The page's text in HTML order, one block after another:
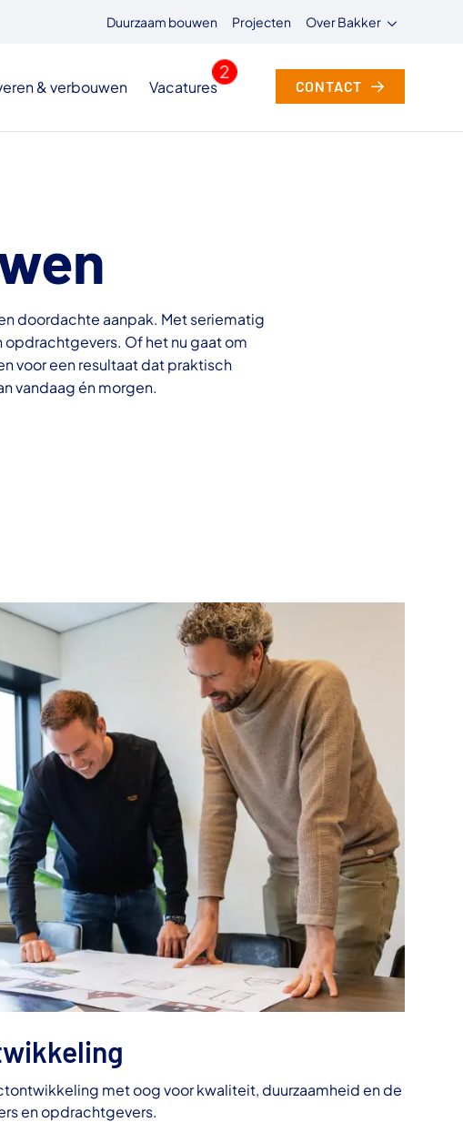
Duurzaam bouwen Projecten Over Bakker
& verbouwen Vacatures CONTACT
doordachte aanpak. Met seriematig
Of het nu gaat om
voor een resultaat dat praktisch
vandaag én morgen.
met oog voor kwaliteit, duurzaamheid en de
en opdrachtgevers.